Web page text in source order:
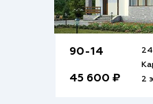
90-14
45 600 ₽
2